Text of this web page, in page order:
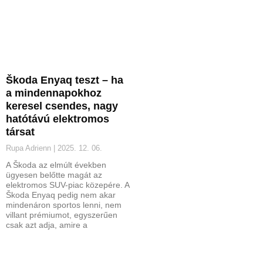
Škoda Enyaq teszt – ha
a mindennapokhoz
keresel csendes, nagy
hatótávú elektromos
társat
Rupa Adrienn 2025. 12. 06.
A Škoda az elmúlt években
ügyesen belőtte magát az
elektromos SUV-piac közepére. A
Škoda Enyaq pedig nem akar
mindenáron sportos lenni, nem
villant prémiumot, egyszerűen
csak azt adja, amire a